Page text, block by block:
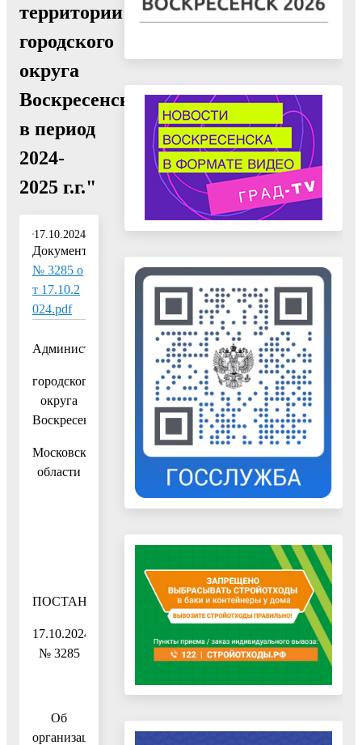
территории
городского
округа
Воскресенск
в период
2024-
2025 г.г."
17.10.2024
Документ:
№ 3285 о
т 17.10.2
024.pdf
Администрация
городского
округа
Воскресенск
Московской
области
ПОСТАНОВЛЕНИЕ
17.10.2024
№ 3285
Об
организации